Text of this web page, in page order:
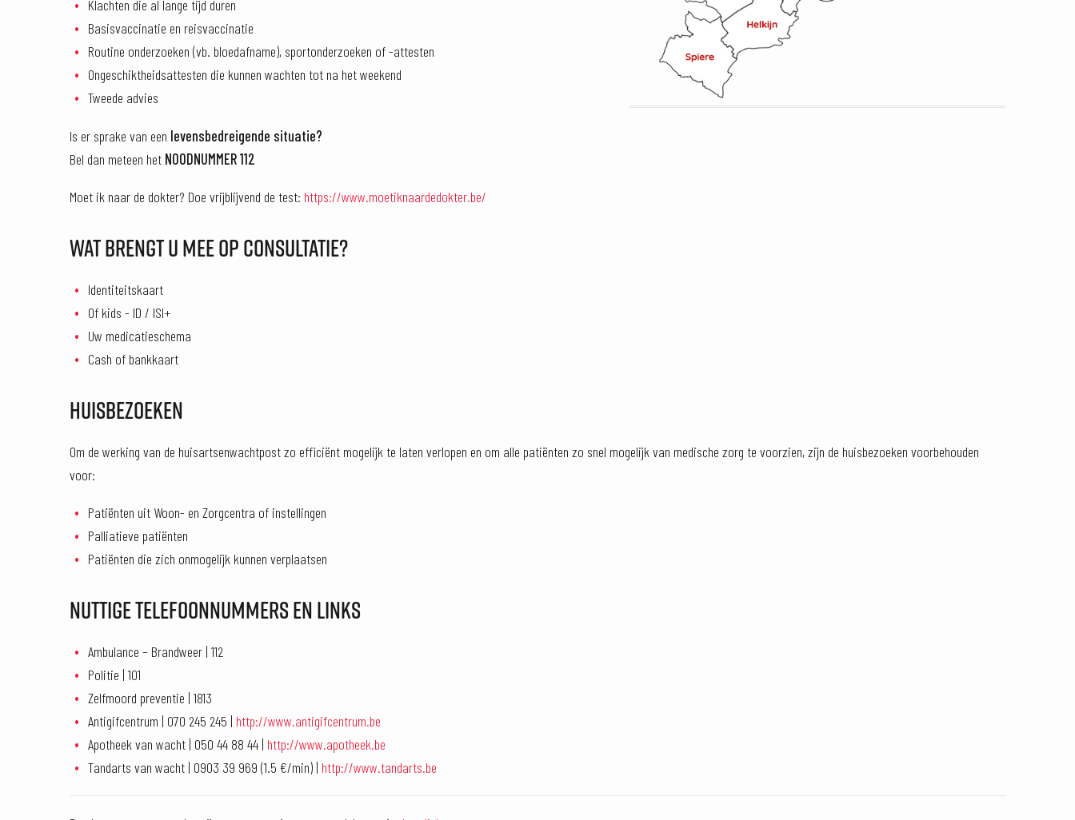
Klachten die al lange tijd duren
Basisvaccinatie en reisvaccinatie
Routine onderzoeken (vb. bloedafname), sportonderzoeken of -attesten
Ongeschiktheidsattesten die kunnen wachten tot na het weekend
Tweede advies
Is er sprake van een levensbedreigende situatie?
Bel dan meteen het NOODNUMMER 112
Moet ik naar de dokter? Doe vrijblijvend de test: https://www.moetiknaardedokter.be/
WAT BRENGT U MEE OP CONSULTATIE?
Identiteitskaart
Of kids - ID / ISI+
Uw medicatieschema
Cash of bankkaart
HUISBEZOEKEN
Om de werking van de huisartsenwachtpost zo efficiënt mogelijk te laten verlopen en om alle patiënten zo snel mogelijk van medische zorg te voorzien, zijn de huisbezoeken voorbehouden
voor:
Patiënten uit Woon- en Zorgcentra of instellingen
Palliatieve patiënten
Patiënten die zich onmogelijk kunnen verplaatsen
NUTTIGE TELEFOONNUMMERS EN LINKS
Ambulance – Brandweer | 112
Politie | 101
Zelfmoord preventie | 1813
Antigifcentrum | 070 245 245 | http://www.antigifcentrum.be
Apotheek van wacht | 050 44 88 44 | http://www.apotheek.be
Tandarts van wacht | 0903 39 969 (1.5 €/min) | http://www.tandarts.be